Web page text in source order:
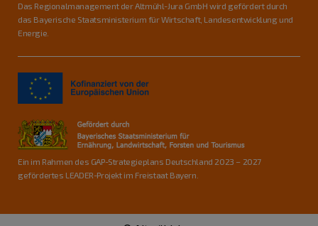
Das Regionalmanagement der Altmühl-Jura GmbH wird gefördert durch
das Bayerische Staatsministerium für Wirtschaft, Landesentwicklung und
Energie.
Ein im Rahmen des GAP-Strategieplans Deutschland 2023 – 2027
gefördertes LEADER-Projekt im Freistaat Bayern.